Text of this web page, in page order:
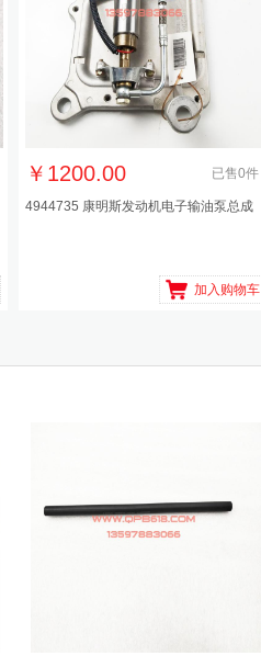
￥ 1200.00 已售0件
4944735 康明斯发动机电子输油泵总成
加入购物车